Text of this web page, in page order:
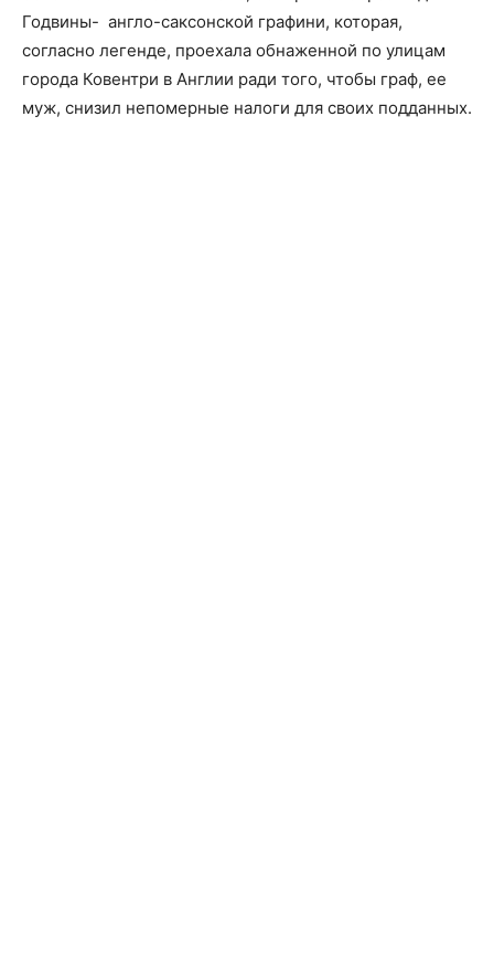
Годвины- англо-саксонской графини, которая,
согласно легенде, проехала обнаженной по улицам
города Ковентри в Англии ради того, чтобы граф, ее
муж, снизил непомерные налоги для своих подданных.